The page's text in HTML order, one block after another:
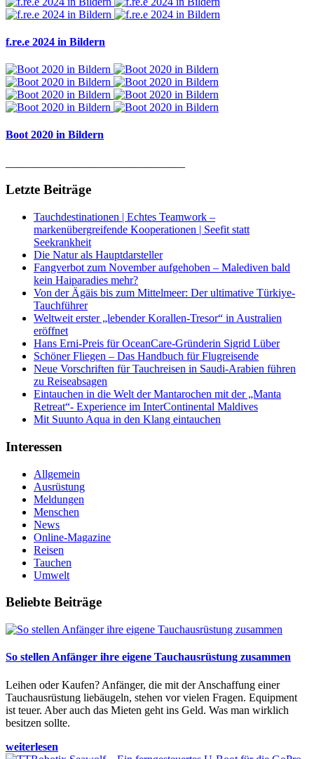
f.re.e 2024 in Bildern
Boot 2020 in Bildern
Letzte Beiträge
Tauchdestinationen | Echtes Teamwork –
markenübergreifende Kooperationen | Seefit statt
Seekrankheit
Die Natur als Hauptdarsteller
Fangverbot zum November aufgehoben – Malediven bald
kein Haiparadies mehr?
Von der Ägäis bis zum Mittelmeer: Der ultimative Türkiye-
Tauchführer
Weltweit erster „lebender Korallen-Tresor“ in Australien
eröffnet
Hans Erni-Preis für OceanCare-Gründerin Sigrid Lüber
Schöner Fliegen – Das Handbuch für Flugreisende
Neue Vorschriften für Tauchreisen in Saudi-Arabien führen
zu Reiseabsagen
Eintauchen in die Welt der Mantarochen mit der „Manta
Retreat“- Experience im InterContinental Maldives
Mit Suunto Aqua in den Klang eintauchen
Interessen
Allgemein
Ausrüstung
Meldungen
Menschen
News
Online-Magazine
Reisen
Tauchen
Umwelt
Beliebte Beiträge
So stellen Anfänger ihre eigene Tauchausrüstung zusammen
Leihen oder Kaufen? Anfänger, die mit der Anschaffung einer
Tauchausrüstung liebäugeln, stehen vor vielen Fragen. Equipment
ist teuer. Aber auch das Mieten geht ins Geld. Was man wirklich
besitzen sollte.
weiterlesen